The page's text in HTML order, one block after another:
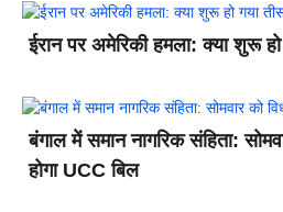
ईरान पर अमेरिकी हमला: क्या शुरू हो
बंगाल में समान नागरिक संहिता:
होगा UCC बिल